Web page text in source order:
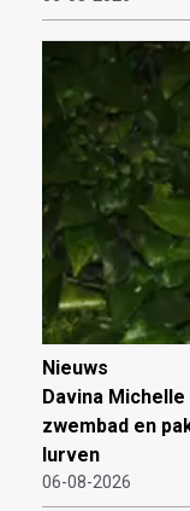
Nieuws
Davina
zwembad en
lurven
06-08-2026